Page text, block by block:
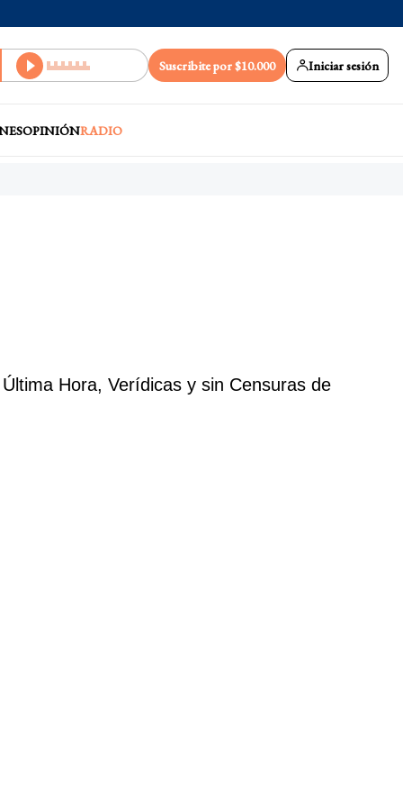
Suscribite por $10.000 Iniciar sesión
OPINIÓNRADIO
Hora, Verídicas y sin Censuras de